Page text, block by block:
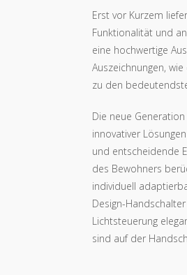
Erst vor Kurzem
Funktionalität und
eine hochwertige
Auszeichnungen,
zu den
Die neue
innovativer
und entscheidende
des Bewohners
individuell
Design-
Lichtsteuerung
sind auf der